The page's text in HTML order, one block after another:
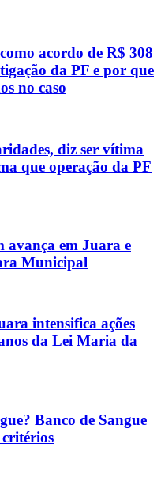
acordo de R$ 308
da PF e por que
no caso
diz ser vítima
que operação da PF
em Juara e
Municipal
intensifica ações
da Lei Maria da
Banco de Sangue